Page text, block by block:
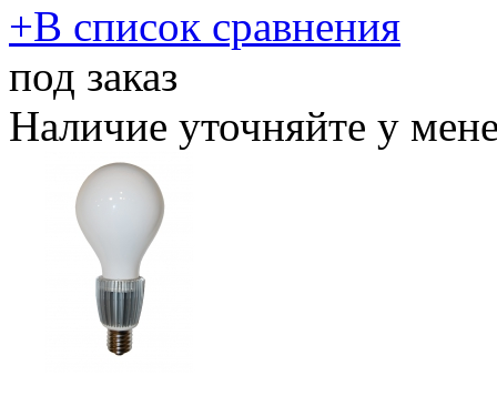
​+В список сравнения
под заказ
Наличие уточняйте у